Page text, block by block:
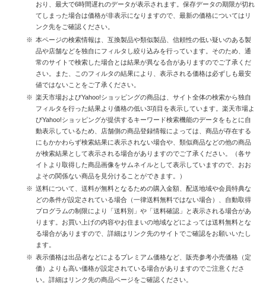
おり、最大で6時間遅れのデータが表示されます。保存データの期限が切れ
てしまった場合は価格が非表示になりますので、最新の価格についてはリ
ンク先をご確認ください。
本ページの検索情報は、互換製品や類似製品、信頼性の低い疑いのある製
品や店舗などを独自にフィルタし絞り込みを行っています。そのため、通
常のサイトで検索した場合とは結果が異なる合がありますのでご了承くだ
さい。また、このフィルタの結果により、表示される価格は必ずしも最安
値ではないことをご了承ください。
楽天市場およびYahoo!ショッピングの商品は、サイト全体の検索から独自
フィルタを行った結果より価格の低い3項目を表示しています。楽天市場よ
びYahoo!ショッピングが提供するキーワード検索機能のデータをもとに自
動表示しているため、店舗側の商品登録情報によっては、商品が存在する
にもかかわらず検索結果に表示されない場合や、類似商品などの他の商品
が検索結果として表示される場合がありますのでご了承ください。（各サ
イトより取得した商品画像をサムネイルとして表示していますので、おお
よその関係ない商品を見分けることができます。）
送料について、送料が無料となるための購入金額、配送地域や会員特典な
どの条件が設定されている場合（一律送料無料ではない場合）、自動取得
プログラムの制限により「送料別」や「送料確認」と表示される場合があ
ります。お買い上げの内容やお住まいの地域などによっては送料無料とな
る場合がありますので、詳細はリンク先のサイトでご確認をお願いいたし
ます。
表示価格は出品者などによるプレミアム価格など、販売参考小売価格（定
価）よりも高い価格が設定されている場合がありますのでご注意くださ
い。詳細はリンク先の商品ページをご確認ください。